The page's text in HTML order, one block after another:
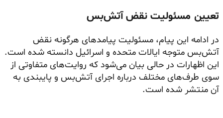
تعیین مسئولیت نقض آتش‌بس
در ادامه این پیام، مسئولیت پیامدهای هرگونه نقض
آتش‌بس متوجه ایالات متحده و اسرائیل دانسته شده است.
این اظهارات در حالی بیان می‌شود که روایت‌های متفاوتی از
سوی طرف‌های مختلف درباره اجرای آتش‌بس و پایبندی به
آن منتشر شده است.